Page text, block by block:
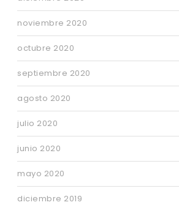
noviembre 2020
octubre 2020
septiembre 2020
agosto 2020
julio 2020
junio 2020
mayo 2020
diciembre 2019